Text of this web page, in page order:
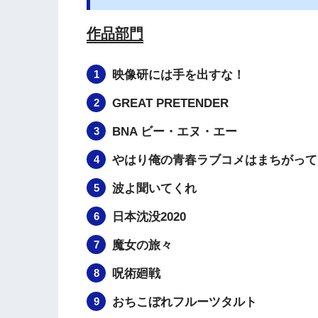
作品部門
映像研には手を出すな！
GREAT PRETENDER
BNA ビー・エヌ・エー
やはり俺の青春ラブコメはまちがっ
波よ聞いてくれ
日本沈没2020
魔女の旅々
呪術廻戦
おちこぼれフルーツタルト